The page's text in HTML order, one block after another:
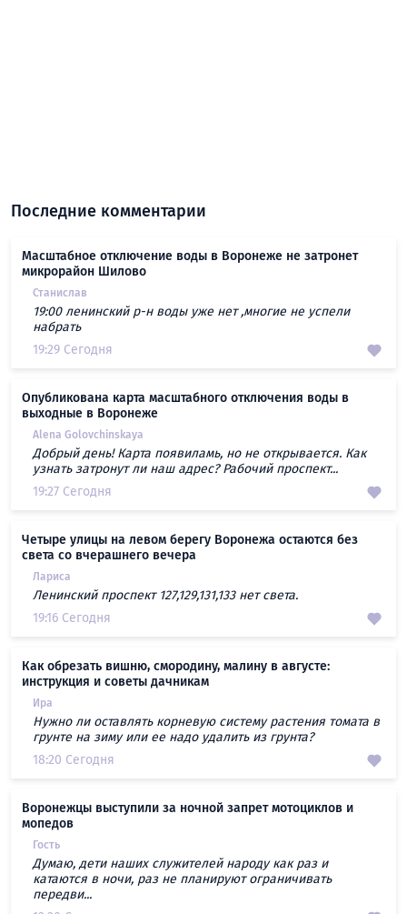
Последние комментарии
Масштабное отключение воды в Воронеже не затронет
микрорайон Шилово
Станислав
19:00 ленинский р-н воды уже нет ,многие не успели
набрать
19:29 Сегодня
Опубликована карта масштабного отключения воды в
выходные в Воронеже
Alena Golovchinskaya
Добрый день! Карта появиламь, но не открывается. Как
узнать затронут ли наш адрес? Рабочий проспект...
19:27 Сегодня
Четыре улицы на левом берегу Воронежа остаются без
света со вчерашнего вечера
Лариса
Ленинский проспект 127,129,131,133 нет света.
19:16 Сегодня
Как обрезать вишню, смородину, малину в августе:
инструкция и советы дачникам
Ира
Нужно ли оставлять корневую систему растения томата в
грунте на зиму или ее надо удалить из грунта?
18:20 Сегодня
Воронежцы выступили за ночной запрет мотоциклов и
мопедов
Гость
Думаю, дети наших служителей народу как раз и
катаются в ночи, раз не планируют ограничивать
передви...